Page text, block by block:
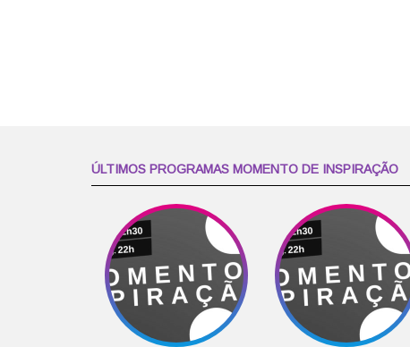
ÚLTIMOS PROGRAMAS MOMENTO DE INSPIRAÇÃO